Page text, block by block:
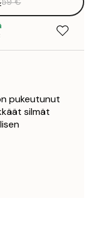
pukeutunut
silmät